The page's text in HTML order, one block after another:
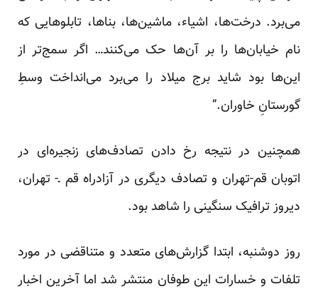
می‌برد. درخت‌ها، اشیاء، ماشین‌ها، بناها، تابلوهایی که
نام خیابان‌ها را بر آن‌ها حک می‌کنند… اگر سمج‌تر از
این‌ها بود شاید برج میلاد را می‌برد می‌انداخت وسطِ
گورستانِ خاوران.”
همچنین در نتیجه رخ دادن تصادف‌های زنجیره‌ای در
اتوبان قم-تهران و تصادف دیگری در آزادراه قم ـ- تهران،
دیروز ترافیک سنگینی را شاهد بود.
روز دوشنبه، ابتدا گزارش‌های متعدد و متناقضی در مورد
تلفات و خسارات این طوفان منتشر شد اما آخرین اخبار